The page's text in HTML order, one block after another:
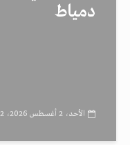
دمياط
الأحد، 2 أغسطس 2026، 6:02 ص